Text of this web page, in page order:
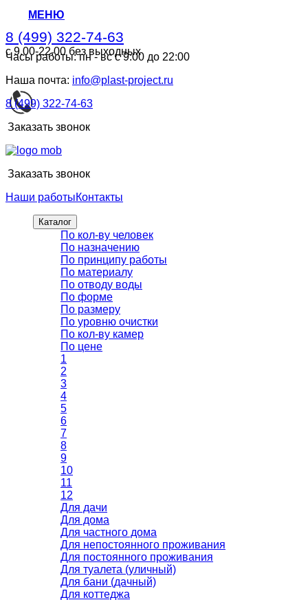
МЕНЮ
8 (499) 322-74-63
с 9.00-22.00 без выходных
8 (499) 322-74-63
с 9.00-22.00 без выходных
Часы работы: пн - вс с 9:00 до 22:00
Наша почта: info@plast-project.ru
8 (499) 322-74-63
Заказать звонок
Заказать звонок
Наши работыКонтакты
Каталог
По кол-ву человек
По назначению
По принципу работы
По материалу
По отводу воды
По форме
По размеру
По уровню очистки
По кол-ву камер
По цене
1
2
3
4
5
6
7
8
9
10
11
12
Для дачи
Для дома
Для частного дома
Для непостоянного проживания
Для постоянного проживания
Для туалета (уличный)
Для бани (дачный)
Для коттеджа